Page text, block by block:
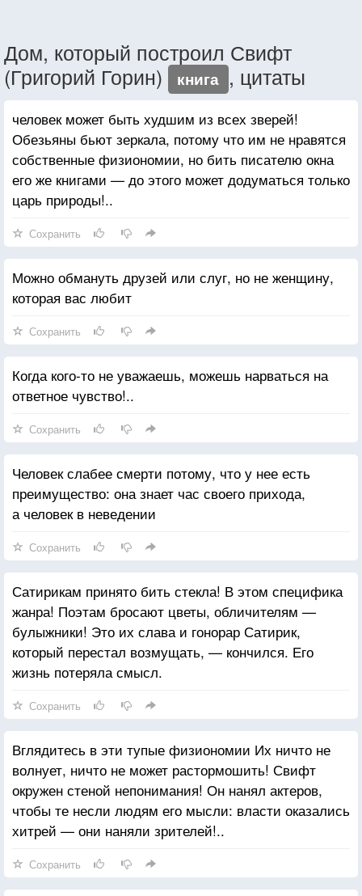
Дом, который построил Свифт
(Григорий Горин)
книга , цитаты
человек может быть худшим из всех зверей!
Обезьяны бьют зеркала, потому что им не нравятся
собственные физиономии, но бить писателю окна
его же книгами — до этого может додуматься только
царь природы!..
Сохранить
Можно обмануть друзей или слуг, но не женщину,
которая вас любит
Сохранить
Когда кого-то не уважаешь, можешь нарваться на
ответное чувство!..
Сохранить
Человек слабее смерти потому, что у нее есть
преимущество: она знает час своего прихода,
а человек в неведении
Сохранить
Сатирикам принято бить стекла! В этом специфика
жанра! Поэтам бросают цветы, обличителям —
булыжники! Это их слава и гонорар Сатирик,
который перестал возмущать, — кончился. Его
жизнь потеряла смысл.
Сохранить
Вглядитесь в эти тупые физиономии Их ничто не
волнует, ничто не может растормошить! Свифт
окружен стеной непонимания! Он нанял актеров,
чтобы те несли людям его мысли: власти оказались
хитрей — они наняли зрителей!..
Сохранить